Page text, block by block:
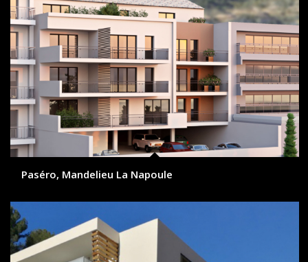
Paséro, Mandelieu La Napoule